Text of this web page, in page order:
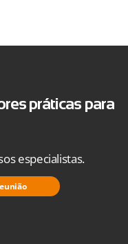
práticas para
especialistas.